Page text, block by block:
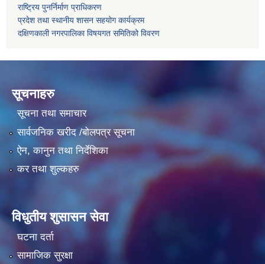
राष्ट्रिय पुनर्निर्माण प्राधिकरण
प्रदेश तथा स्थानीय शासन सहयोग कार्यक्रम
दक्षिणकाली नगरपालिका विषयगत समितिको विवरण
सूचनाहरु
सूचना तथा समाचार
सार्वजनिक खरीद /बोलपत्र सूचना
ऐन, कानुन तथा निर्देशिका
कर तथा शुल्कहरु
विधुतीय शुसासन सेवा
घटना दर्ता
सामाजिक सुरक्षा